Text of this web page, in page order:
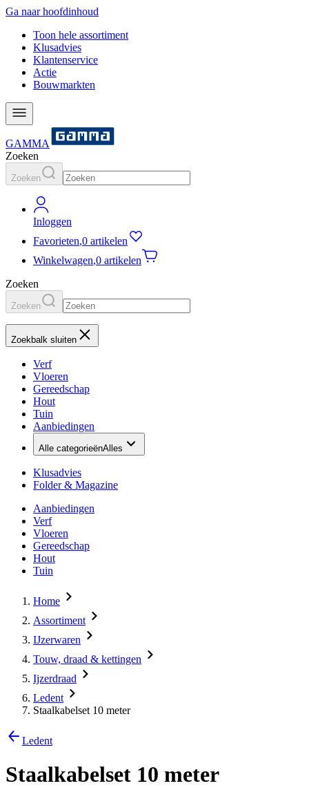
Ga naar hoofdinhoud
Toon hele assortiment
Klusadvies
Klantenservice
Actie
Bouwmarkten
GAMMA
Zoeken
Zoeken
Inloggen
Favorieten,0 artikelen
Winkelwagen,0 artikelen
Zoeken
Zoeken
Zoekbalk sluiten
Verf
Vloeren
Gereedschap
Hout
Tuin
Aanbiedingen
Alle categorieënAlles
Klusadvies
Folder & Magazine
Aanbiedingen
Verf
Vloeren
Gereedschap
Hout
Tuin
Home
Assortiment
IJzerwaren
Touw, draad & kettingen
Ijzerdraad
Ledent
Staalkabelset 10 meter
Ledent
Staalkabelset 10 meter